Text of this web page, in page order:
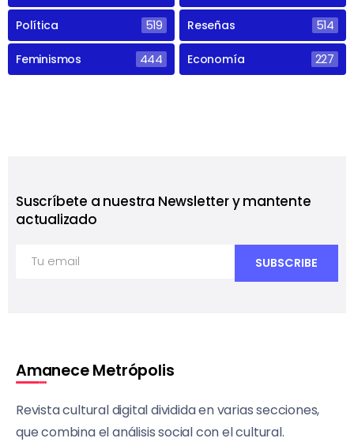
Política 519 Reseñas 514
Feminismos 444 Economía 227
Suscríbete a nuestra Newsletter y mantente
actualizado
Amanece Metrópolis
Revista cultural digital dividida en varias secciones,
que combina el análisis social con el cultural.